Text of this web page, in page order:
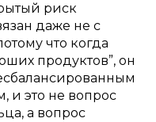
риск
даже не с
что когда
продуктов”, он
и это не вопрос
а вопрос